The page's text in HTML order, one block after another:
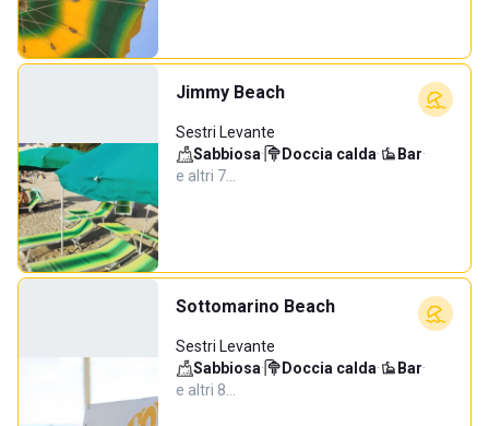
Jimmy Beach
Sestri Levante
Sabbiosa· Doccia calda· Bar·
e altri 7…
Sottomarino Beach
Sestri Levante
Sabbiosa· Doccia calda· Bar·
e altri 8…